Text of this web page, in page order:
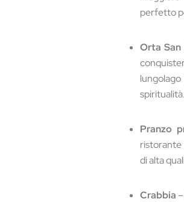
perfetto
Orta San
spiritualità.
Pranzo
ristorante
di alta
Crabbia